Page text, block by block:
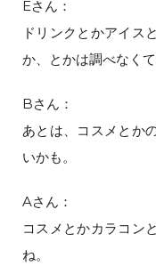
Eさん：
ドリンクとかアイス
か、とかは調べなく
Bさん：
あとは、コスメとか
いかも。
Aさん：
コスメとかカラコン
ね。